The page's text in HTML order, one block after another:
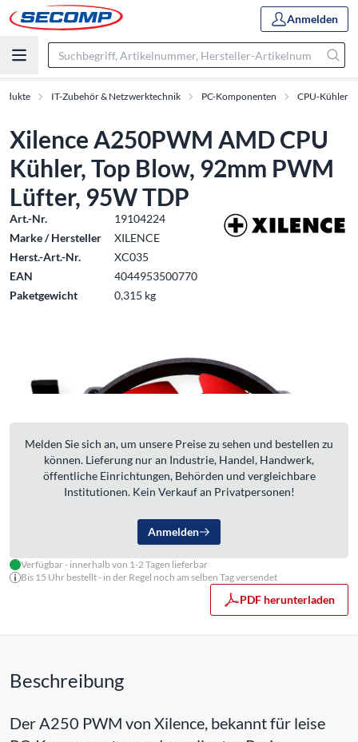
Anmelden
IT-Zubehör & Netzwerktechnik PC-Komponenten CPU-Kühler
Xilence A250PWM AMD CPU
Kühler, Top Blow, 92mm PWM
Lüfter, 95W TDP
Art.-Nr.
19104224
Marke / Hersteller
XILENCE
Herst.-Art.-Nr.
XC035
EAN
4044953500770
Paketgewicht
0,315 kg
Melden Sie sich an, um unsere Preise zu sehen und bestellen zu
können. Lieferung nur an Industrie, Handel, Handwerk,
öffentliche Einrichtungen, Behörden und vergleichbare
Institutionen. Kein Verkauf an Privatpersonen!
Anmelden
Verfügbar - innerhalb von 1-2 Tagen lieferbar
Bis 15 Uhr bestellt - in der Regel noch am selben Tag versendet
PDF herunterladen
Beschreibung
Der A250 PWM von Xilence, bekannt für leise